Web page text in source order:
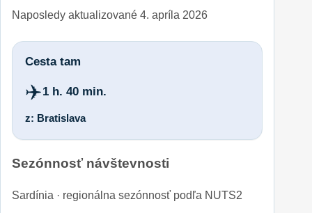
Naposledy aktualizované 4. apríla 2026
Cesta tam
✈️1 h. 40 min.
z: Bratislava
Sezónnosť návštevnosti
Sardínia · regionálna sezónnosť podľa NUTS2